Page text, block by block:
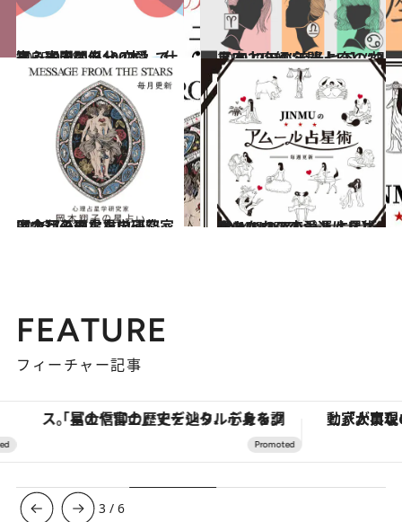
2025.9.28
【心理テスト100本】で知る本当の自分 恋愛、仕事、人間関係…
占い 2021.12.15
【2022年の年間占い】“視える占い師”流光七奈の12星座占い
占い
2026.7.31
【今月のあなたの運勢は？】心理占星学研究家 岡本翔子の星占い
占い 2024.6.15
【あなたの恋愛運は？】JINMUのアムール占星術 愛とエロスのジンムリズム
占い
FEATURE
フィーチャー記事
「星のや富士」でデジタルデトックス。冨士信仰の歴史を辿り、心身を調える。
3 /6